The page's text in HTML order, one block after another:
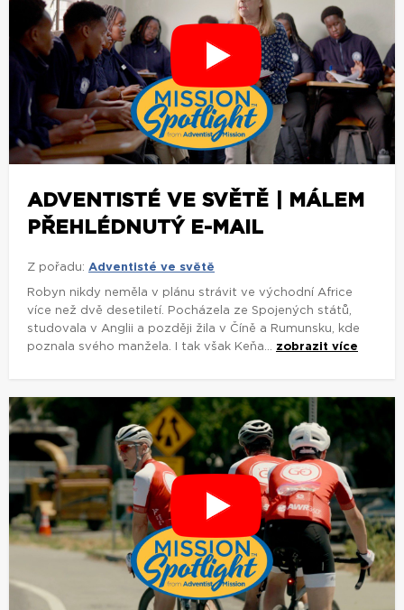
ADVENTISTÉ VE SVĚTĚ | MÁLEM
PŘEHLÉDNUTÝ E-MAIL
Z pořadu: Adventisté ve světě
Robyn nikdy neměla v plánu strávit ve východní Africe
více než dvě desetiletí. Pocházela ze Spojených států,
studovala v Anglii a později žila v Číně a Rumunsku, kde
poznala svého manžela. I tak však Keňa... zobrazit více